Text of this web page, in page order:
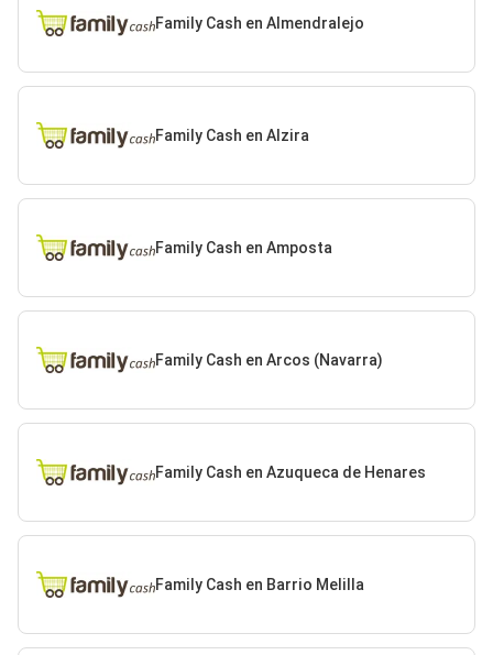
Family Cash en Almendralejo
Family Cash en Alzira
Family Cash en Amposta
Family Cash en Arcos (Navarra)
Family Cash en Azuqueca de Henares
Family Cash en Barrio Melilla